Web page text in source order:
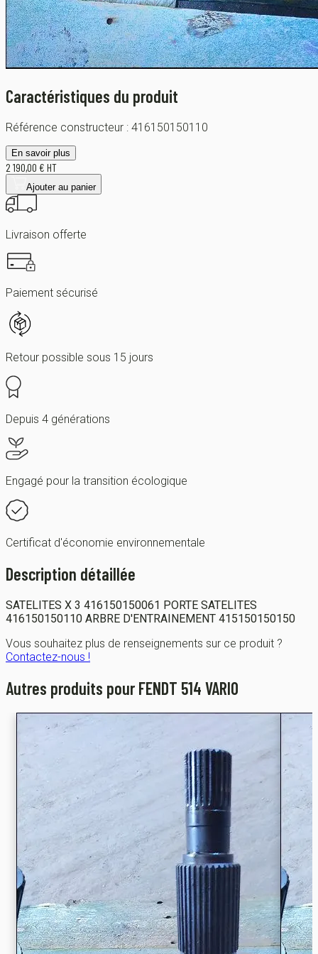
Caractéristiques du produit
Référence constructeur : 416150150110
En savoir plus
2 190,00 € HT
Ajouter au panier
Livraison offerte
Paiement sécurisé
Retour possible sous 15 jours
Depuis 4 générations
Engagé pour la transition écologique
Certificat d'économie environnementale
Description détaillée
SATELITES X 3 416150150061 PORTE SATELITES
416150150110 ARBRE D'ENTRAINEMENT 415150150150
Vous souhaitez plus de renseignements sur ce produit ?
Contactez-nous !
Autres produits pour FENDT 514 VARIO